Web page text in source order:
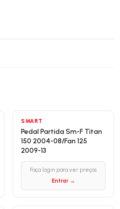
SMART
Pedal Partida Sm-F Titan
150 2004-08/Fan 125
2009-13
Faça login para ver preços
Entrar →